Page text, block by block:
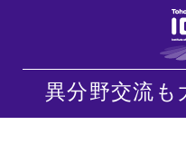
異分野交流